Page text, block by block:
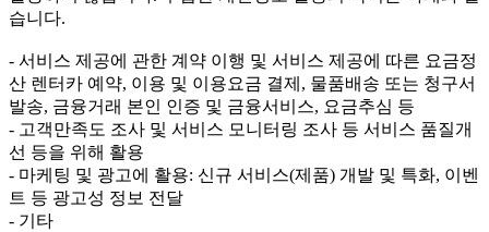
습니다.
- 서비스 제공에 관한 계약 이행 및 서비스 제공에 따른 요금정
산 렌터카 예약, 이용 및 이용요금 결제, 물품배송 또는 청구서
발송, 금융거래 본인 인증 및 금융서비스, 요금추심 등
- 고객만족도 조사 및 서비스 모니터링 조사 등 서비스 품질개
선 등을 위해 활용
- 마케팅 및 광고에 활용: 신규 서비스(제품) 개발 및 특화, 이벤
트 등 광고성 정보 전달
- 기타